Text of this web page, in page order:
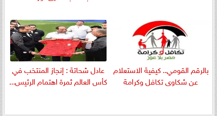
بالرقم القومي.. كيفية الاستعلام
عن شكاوى تكافل وكرامة
عادل شحاتة : إنجاز المنتخب في
كأس العالم ثمرة اهتمام الرئيس...